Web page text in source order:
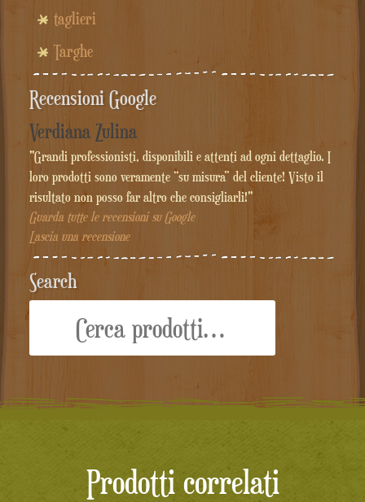
taglieri
Targhe
Recensioni Google
Verdiana Zulina
"Grandi professionisti, disponibili e attenti ad ogni dettaglio. I
loro prodotti sono veramente “su misura” del cliente! Visto il
risultato non posso far altro che consigliarli!"
Guarda tutte le recensioni su Google
Lascia una recensione
Search
Prodotti correlati